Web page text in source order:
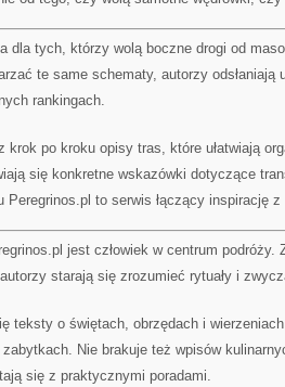
dla tych, którzy wolą boczne drogi od
te same schematy, autorzy odsłaniają
rankingach.
krok po kroku opisy tras, które ułatwiają
się konkretne wskazówki dotyczące
Peregrinos.pl to serwis łączący inspirację
jest człowiek w centrum podróży.
starają się zrozumieć rytuały i
teksty o świętach, obrzędach i
Nie brakuje też wpisów
się z praktycznymi poradami.